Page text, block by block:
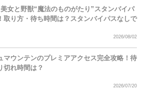
美女と野獣“魔法のものがたり”スタンバイパ
取り方・待ち時間は？スタンバイパスなしで
2026/08/02
マウンテンのプレミアアクセス完全攻略！待
切れ時間は？
2026/07/20